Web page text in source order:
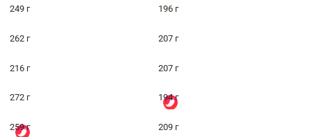
249 г 196 г
262 г 207 г
216 г 207 г
272 г 194 г
259 г 209 г